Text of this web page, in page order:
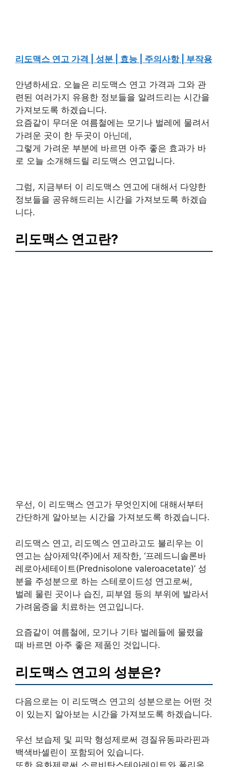
리도맥스 연고 가격 | 성분 | 효능 | 주의사항 | 부작용
안녕하세요. 오늘은 리도맥스 연고 가격과 그와 관
련된 여러가지 유용한 정보들을 알려드리는 시간을
가져보도록 하겠습니다.
요즘같이 무더운 여름철에는 모기나 벌레에 물려서
가려운 곳이 한 두곳이 아닌데,
그렇게 가려운 부분에 바르면 아주 좋은 효과가 바
로 오늘 소개해드릴 리도맥스 연고입니다.
그럼, 지금부터 이 리도맥스 연고에 대해서 다양한
정보들을 공유해드리는 시간을 가져보도록 하겠습
니다.
리도맥스 연고란?
우선, 이 리도맥스 연고가 무엇인지에 대해서부터
간단하게 알아보는 시간을 가져보도록 하겠습니다.
리도맥스 연고, 리도멕스 연고라고도 불리우는 이
연고는 삼아제약(주)에서 제작한, ‘프레드니솔론바
레로아세테이트(Prednisolone valeroacetate)’ 성
분을 주성분으로 하는 스테로이드성 연고로써,
벌레 물린 곳이나 습진, 피부염 등의 부위에 발라서
가려움증을 치료하는 연고입니다.
요즘같이 여름철에, 모기나 기타 벌레들에 물렸을
때 바르면 아주 좋은 제품인 것입니다.
리도맥스 연고의 성분은?
다음으로는 이 리도맥스 연고의 성분으로는 어떤 것
이 있는지 알아보는 시간을 가져보도록 하겠습니다.
우선 보습제 및 피막 형성제로써 경질유동파라핀과
백색바셀린이 포함되어 있습니다.
또한 유화제로써 소르비탄스테아레이트와 폴리옥